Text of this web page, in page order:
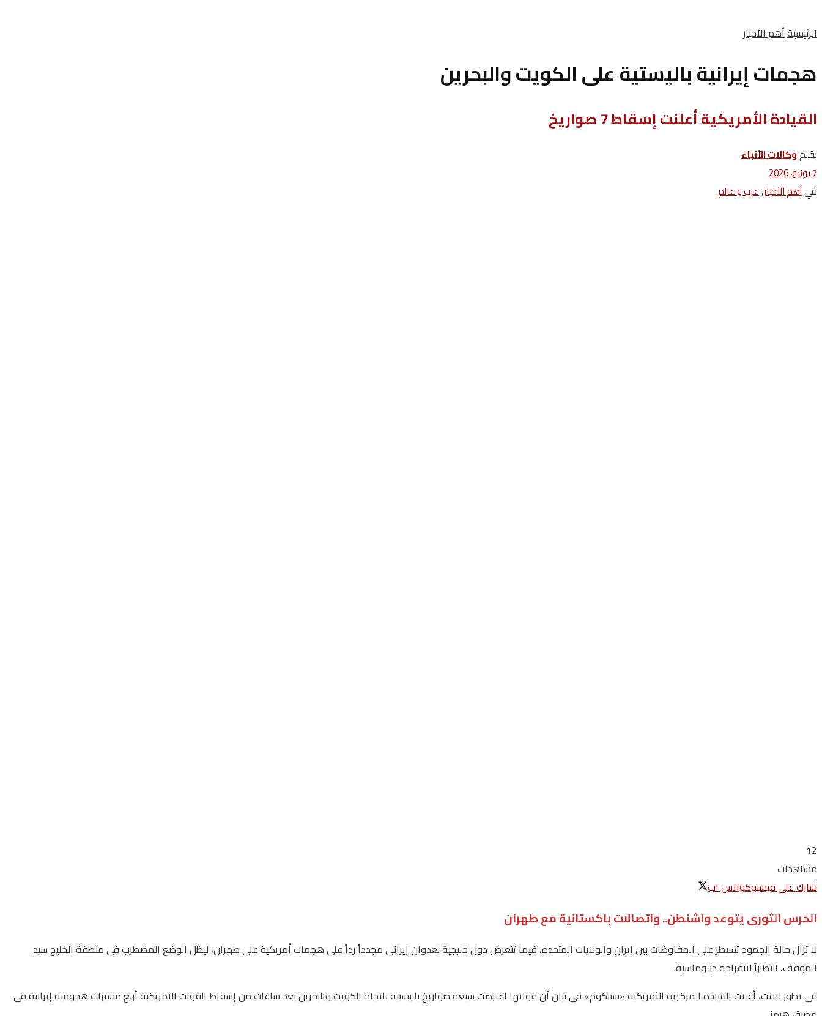
الرئيسيةأهم الأخبار
هجمات إيرانية باليستية على الكويت والبحرين
القيادة الأمريكية أعلنت إسقاط 7 صواريخ
بقلموكالات‭ ‬الأنباء
7 يونيو، 2026
فيأهم الأخبار,عرب و عالم
12
مشاهدات
شارك على فيسبوكواتس اب
الحرس الثورى يتوعد واشنطن.. واتصالات باكستانية مع طهران
لا تزال حالة الجمود تسيطر على المفاوضات بين إيران والولايات المتحدة، فيما تتعرض دول خليجية لعدوان إيرانى مجدداً رداً على هجمات أمريكية على طهران، ليظل الوضع المضطرب فى منطقة الخليج سيد
الموقف، انتظاراً لانفراجة دبلوماسية.
فى تطور لافت، أعلنت القيادة المركزية الأمريكية «سنتكوم» فى بيان أن قواتها اعترضت سبعة صواريخ باليستية باتجاه الكويت والبحرين بعد ساعات من إسقاط القوات الأمريكية أربع مسيرات هجومية إيرانية فى